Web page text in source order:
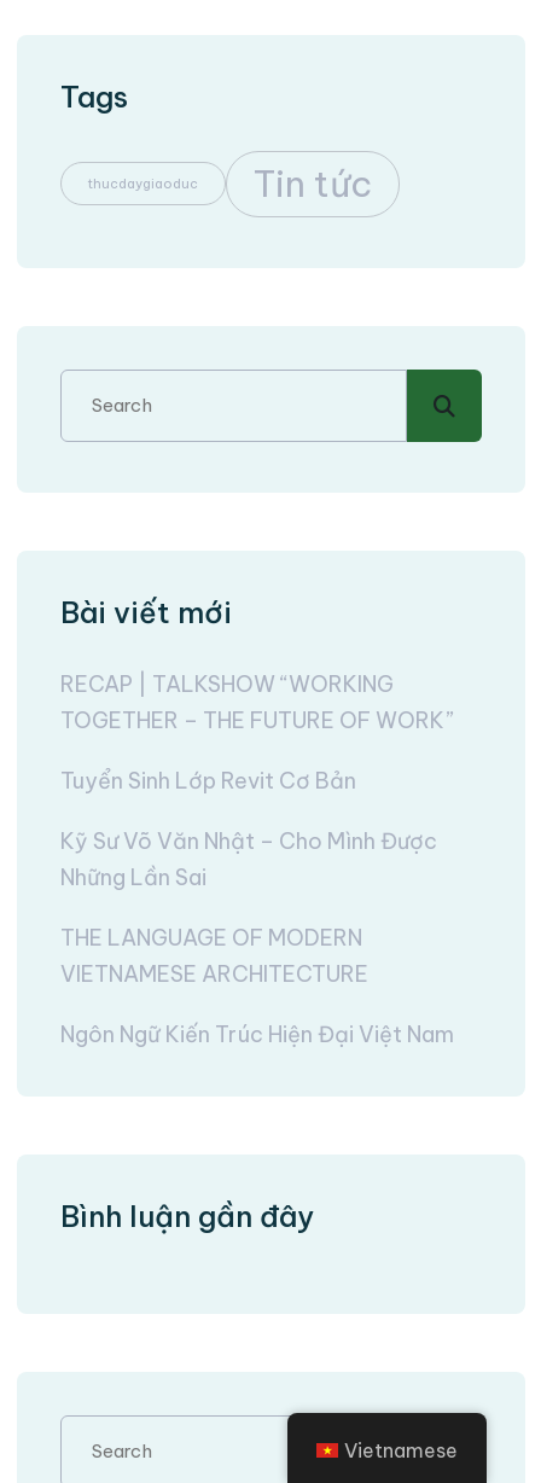
Tags
thucdaygiaoduc Tin tức
Bài viết mới
RECAP | TALKSHOW “WORKING
TOGETHER – THE FUTURE OF WORK”
Tuyển Sinh Lớp Revit Cơ Bản
Kỹ Sư Võ Văn Nhật – Cho Mình Được
Những Lần Sai
THE LANGUAGE OF MODERN
VIETNAMESE ARCHITECTURE
Ngôn Ngữ Kiến Trúc Hiện Đại Việt Nam
Bình luận gần đây
Vietnamese